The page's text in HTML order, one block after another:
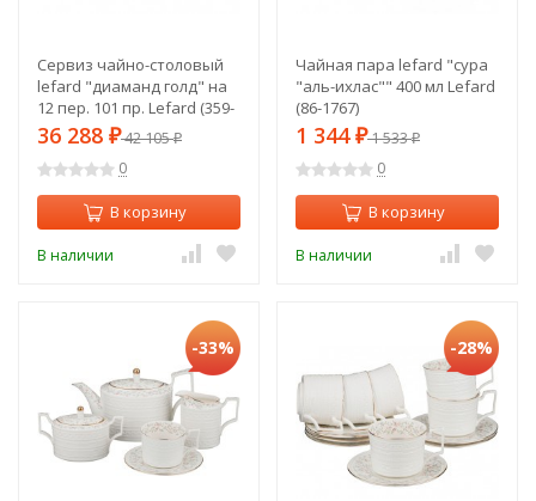
Сервиз чайно-столовый
lefard "диаманд голд" на
12 пер. 101 пр. Lefard (359-
323)
36 288 ₽42 105₽
0
В корзину
В наличии
Чайная пара lefard "сура
"аль-ихлас"" 400 мл Lefard
(86-1767)
1 344 ₽1 533₽
0
В корзину
В наличии
-33% -28%